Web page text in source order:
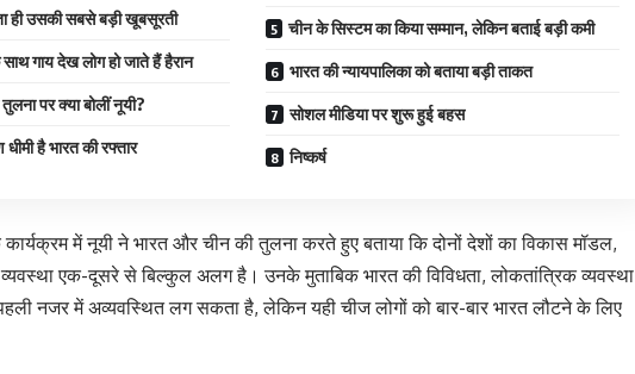
ही उसकी सबसे बड़ी खूबसूरती
गाय देख लोग हो जाते हैं हैरान
पर क्या बोलीं नूयी?
है भारत की रफ्तार
चीन के सिस्टम का किया सम्मान, लेकिन बताई बड़ी कमी
भारत की न्यायपालिका को बताया बड़ी ताकत
सोशल मीडिया पर शुरू हुई बहस
निष्कर्ष
में नूयी ने भारत और चीन की तुलना करते हुए बताया कि दोनों देशों का विकास मॉडल,
एक-दूसरे से बिल्कुल अलग है। उनके मुताबिक भारत की विविधता, लोकतांत्रिक व्यवस्था
नजर में अव्यवस्थित लग सकता है, लेकिन यही चीज लोगों को बार-बार भारत लौटने के लिए